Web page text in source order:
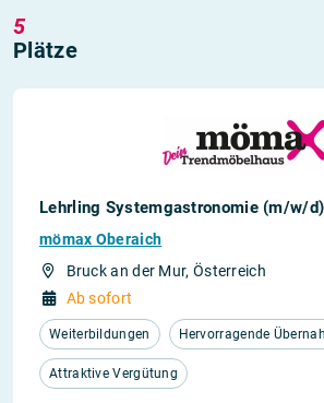
5
Plätze
Lehrling Systemgastronomie (m/w/d)
mömax Oberaich
Bruck an der Mur, Österreich
Ab sofort
Weiterbildungen Hervorragende
Attraktive Vergütung